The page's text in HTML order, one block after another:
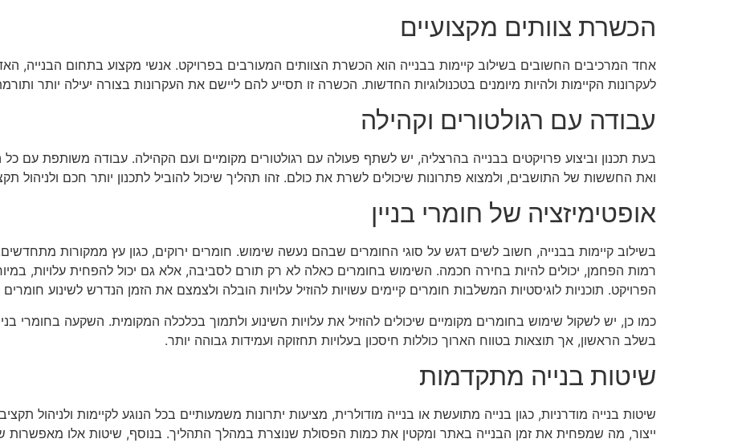
הכשרת צוותים מקצועיים
אחד המרכיבים החשובים בשילוב קיימות בבנייה הוא הכשרת הצוותים המעורבים בפרויקט. אנשי מקצוע בתחום הבנייה,
לעקרונות הקיימות ולהיות מיומנים בטכנולוגיות החדשות. הכשרה זו תסייע להם ליישם את העקרונות בצורה יעילה יותר
עבודה עם רגולטורים וקהילה
בעת תכנון וביצוע פרויקטים בבנייה בהרצליה, יש לשתף פעולה עם רגולטורים מקומיים ועם הקהילה. עבודה משותפת עם
ואת החששות של התושבים, ולמצוא פתרונות שיכולים לשרת את כולם. זהו תהליך שיכול להוביל לתכנון יותר חכם ולניהול
אופטימיזציה של חומרי בניין
בשילוב קיימות בבנייה, חשוב לשים דגש על סוגי החומרים שבהם נעשה שימוש. חומרים ירוקים, כגון עץ ממקורות
רמות הפחמן, יכולים להיות בחירה חכמה. השימוש בחומרים כאלה לא רק תורם לסביבה, אלא גם יכול להפחית עלויות,
הפרויקט. תוכניות לוגיסטיות המשלבות חומרים קיימים עשויות להוזיל עלויות הובלה ולצמצם את הזמן הנדרש לשינוע
כמו כן, יש לשקול שימוש בחומרים מקומיים שיכולים להוזיל את עלויות השינוע ולתמוך בכלכלה המקומית. השקעה בחומרי
בשלב הראשון, אך תוצאות בטווח הארוך כוללות חיסכון בעלויות תחזוקה ועמידות גבוהה יותר.
שיטות בנייה מתקדמות
שיטות בנייה מודרניות, כגון בנייה מתועשת או בנייה מודולרית, מציעות יתרונות משמעותיים בכל הנוגע לקיימות ולניהול
ייצור, מה שמפחית את זמן הבנייה באתר ומקטין את כמות הפסולת שנוצרת במהלך התהליך. בנוסף, שיטות אלו מאפשרות